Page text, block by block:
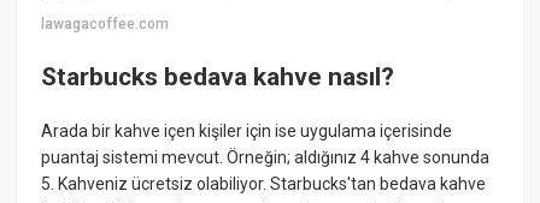
lawagacoffee.com
Starbucks bedava kahve nasıl?
Arada bir kahve içen kişiler için ise uygulama içerisinde
puantaj sistemi mevcut. Örneğin; aldığınız 4 kahve sonunda
5. Kahveniz ücretsiz olabiliyor. Starbucks'tan bedava kahve